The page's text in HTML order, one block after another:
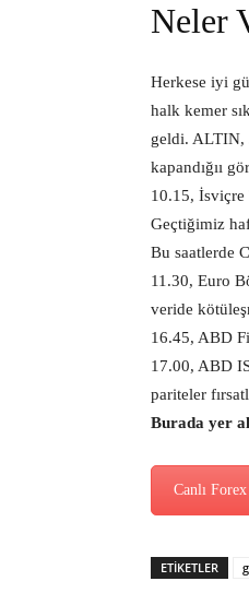
Neler
Herkese iyi
halk kemer
geldi. ALTIN,
kapandığıı
10.15, İsviçre
Geçtiğimiz
Bu saatlerde
11.30, Euro
veride
16.45, ABD
17.00, ABD
pariteler
Burada yer
Canlı
ETİKETLER